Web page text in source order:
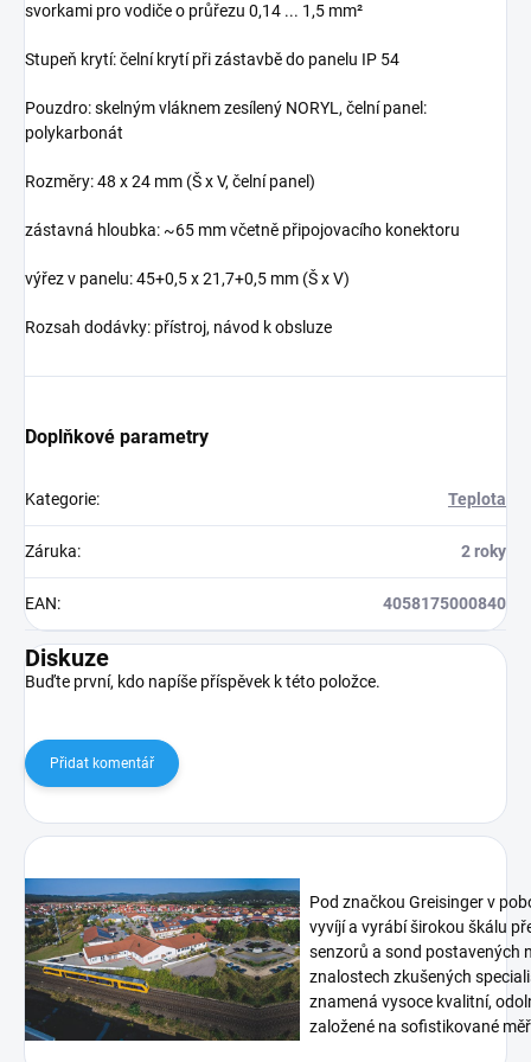
svorkami pro vodiče o průřezu 0,14 ... 1,5 mm²
Stupeň krytí: čelní krytí při zástavbě do panelu IP 54
Pouzdro: skelným vláknem zesílený NORYL, čelní panel:
polykarbonát
Rozměry: 48 x 24 mm (Š x V, čelní panel)
zástavná hloubka: ~65 mm včetně připojovacího konektoru
výřez v panelu: 45+0,5 x 21,7+0,5 mm (Š x V)
Rozsah dodávky: přístroj, návod k obsluze
Doplňkové parametry
Kategorie: Teplota
Záruka: 2 roky
EAN: 4058175000840
Diskuze
Buďte první, kdo napíše příspěvek k této položce.
Přidat komentář
Pod značkou Greisinger v
vyvíjí a vyrábí širokou škálu
senzorů a sond postavených
znalostech zkušených
znamená vysoce kvalitní,
založené na sofistikované